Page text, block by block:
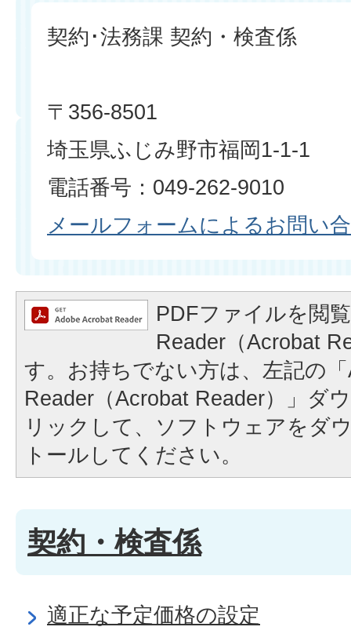
契約･法務課 契約・検査係
〒356-8501
埼玉県ふじみ野市福岡1-1-1
電話番号：049-262-9010
メールフォームによるお問い
PDFファイルを閲
Reader（Acrobat
す。お持ちでない方は、左記の
Reader（Acrobat Reader）」ダ
リックして、ソフトウェアをダ
トールしてください。
契約・検査係
適正な予定価格の設定